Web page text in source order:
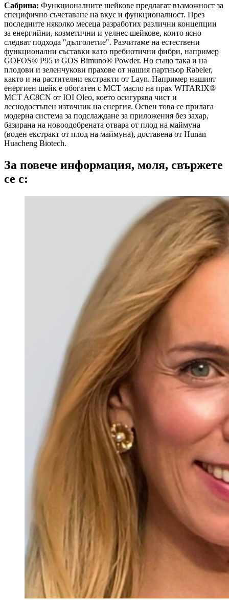
Сабрина: Функционалните шейкове предлагат възможност за
специфично съчетаване на вкус и функционалност. През
последните няколко месеца разработих различни концепции
за енергийни, козметични и уелнес шейкове, които ясно
следват подхода "дълголетие". Разчитаме на естествени
функционални съставки като пребиотични фибри, например
GOFOS® P95 и GOS Bimuno® Powder. Но също така и на
плодови и зеленчукови прахове от нашия партньор Rabeler,
както и на растителни екстракти от Layn. Например нашият
енергиен шейк е обогатен с MCT масло на прах WITARIX®
MCT AC8CN от IOI Oleo, което осигурява чист и
леснодостъпен източник на енергия. Освен това се прилага
модерна система за подслаждане за приложения без захар,
базирана на новоодобрената отвара от плод на маймуна
(воден екстракт от плод на маймуна), доставена от Hunan
Huacheng Biotech.
За повече информация, моля, свържете
се с: